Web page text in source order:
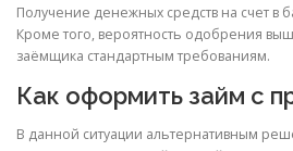
Получение денежных средств на счет в
Кроме того, вероятность одобрения
заёмщика стандартным требованиям.
Как оформить займ с
В данной ситуации альтернативным